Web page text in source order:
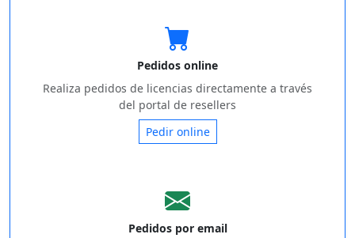
Pedidos online
Realiza pedidos de licencias directamente a través
del portal de resellers
Pedir online
Pedidos por email